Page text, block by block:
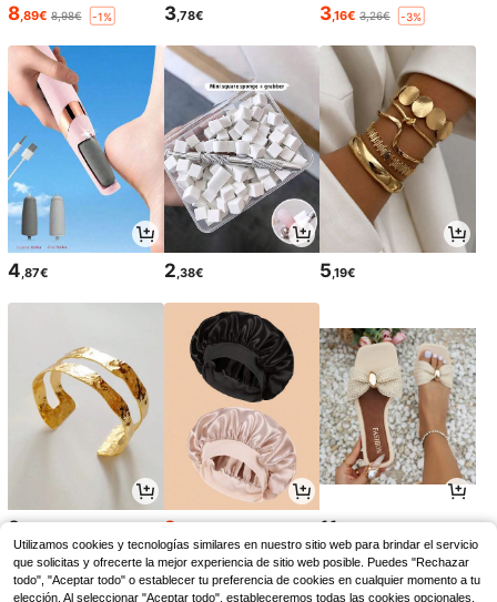
8 ,89€ 8,98€ -1% 3,78€ 3,16€ 3,26€ -3%
4,87€ 2,38€ 5,19€
3 2 11
Utilizamos cookies y tecnologías similares en nuestro sitio web para brindar el servicio
que solicitas y ofrecerte la mejor experiencia de sitio web posible. Puedes "Rechazar
todo", "Aceptar todo" o establecer tu preferencia de cookies en cualquier momento a tu
elección. Al seleccionar "Aceptar todo", estableceremos todas las cookies opcionales,